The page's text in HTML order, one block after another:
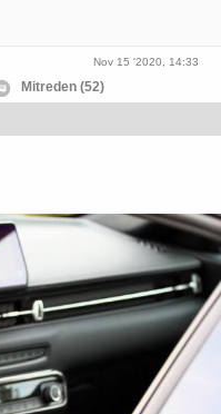
Nov 15 '2020, 14:33
Mitreden (52)